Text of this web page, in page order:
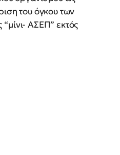
του όγκου των
ΑΣΕΠ” εκτός